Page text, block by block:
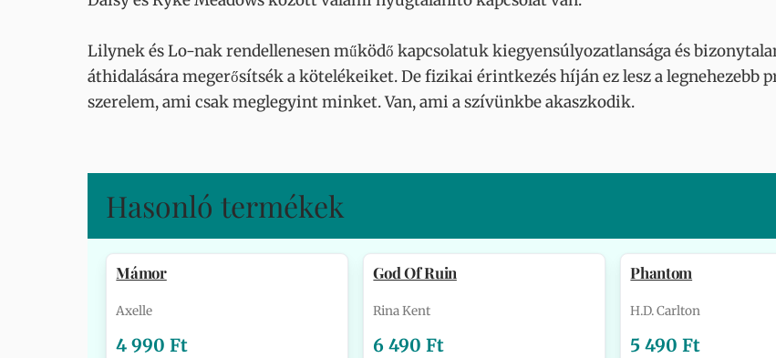
Lilynek és Lo-nak rendellenesen működő kapcsolatuk kiegyensúlyozatlansága és
áthidalására megerősítsék a kötelékeiket. De fizikai érintkezés híján ez lesz a legnehezebb
szerelem, ami csak meglegyint minket. Van, ami a szívünkbe akaszkodik.
Hasonló termékek
Mámor
Axelle
4 990 Ft
God Of Ruin
Rina Kent
6 490 Ft
Phantom
H.D. Carlton
5 490 Ft